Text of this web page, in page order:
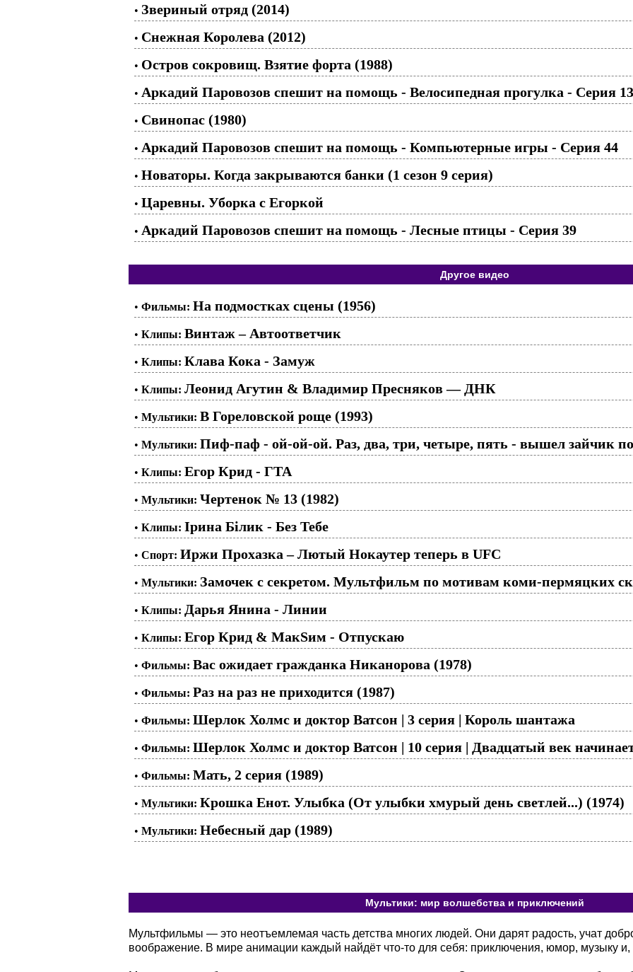
• Звериный отряд (2014)
• Снежная Королева (2012)
• Остров сокровищ. Взятие форта (1988)
• Аркадий Паровозов спешит на помощь - Велосипедная прогулка - Серия
• Свинопас (1980)
• Аркадий Паровозов спешит на помощь - Компьютерные игры - Cерия 44
• Новаторы. Когда закрываются банки (1 сезон 9 серия)
• Царевны. Уборка с Егоркой
• Аркадий Паровозов спешит на помощь - Лесные птицы - Серия 39
Другое видео
• Фильмы: На подмостках сцены (1956)
• Клипы: Винтаж – Автоответчик
• Клипы: Клава Кока - Замуж
• Клипы: Леонид Агутин & Владимир Пресняков — ДНК
• Мультики: В Гореловской роще (1993)
• Мультики: Пиф-паф - ой-ой-ой. Раз, два, три, четыре, пять - вышел зайчик
• Клипы: Егор Крид - ГТА
• Мультики: Чертенок № 13 (1982)
• Клипы: Ірина Білик - Без Тебе
• Спорт: Иржи Прохазка – Лютый Нокаутер теперь в UFC
• Мультики: Замочек с секретом. Мультфильм по мотивам коми-пермяцких
• Клипы: Дарья Янина - Линии
• Клипы: Егор Крид & МакSим - Отпускаю
• Фильмы: Вас ожидает гражданка Никанорова (1978)
• Фильмы: Раз на раз не приходится (1987)
• Фильмы: Шерлок Холмс и доктор Ватсон | 3 серия | Король шантажа
• Фильмы: Шерлок Холмс и доктор Ватсон | 10 серия | Двадцатый век
• Фильмы: Мать, 2 серия (1989)
• Мультики: Крошка Енот. Улыбка (От улыбки хмурый день светлей...) (1974)
• Мультики: Небесный дар (1989)
Мультики: мир волшебства и приключений
Мультфильмы — это неотъемлемая часть детства многих людей. Они дарят радость, учат
воображение. В мире анимации каждый найдёт что-то для себя: приключения, юмор, музыку и,